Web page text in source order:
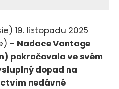
19. listopadu 2025
- Nadace Vantage
pokračovala ve svém
dopad na
nedávné